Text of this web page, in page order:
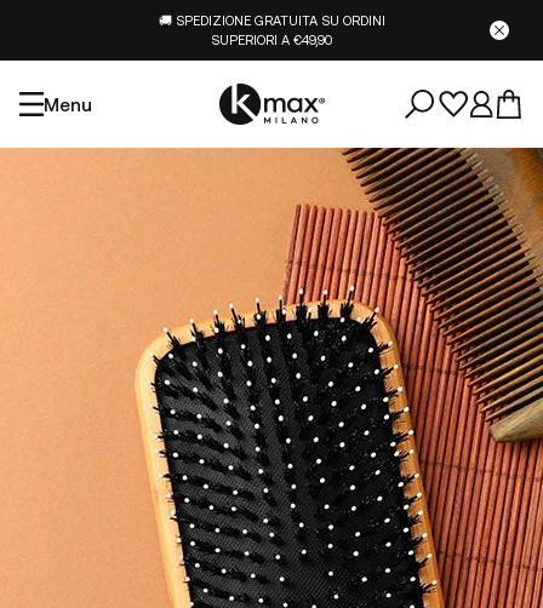
🚚 SPEDIZIONE GRATUITA SU ORDINI
SUPERIORI A €49,90
Menu